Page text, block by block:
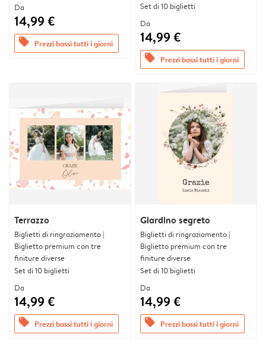
Da
14,99 €
offers Prezzi bassi tutti i giorni
Set di 10 biglietti
Da
14,99 €
offers Prezzi bassi tutti i giorni
Terrazzo
Biglietti di ringraziamento |
Biglietto premium con tre
finiture diverse
Set di 10 biglietti
Da
14,99 €
offers Prezzi bassi tutti i giorni
Giardino segreto
Biglietti di ringraziamento |
Biglietto premium con tre
finiture diverse
Set di 10 biglietti
Da
14,99 €
offers Prezzi bassi tutti i giorni